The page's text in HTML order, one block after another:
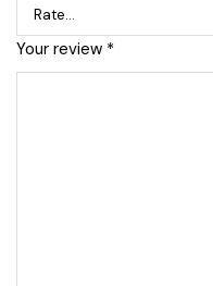
Your review *